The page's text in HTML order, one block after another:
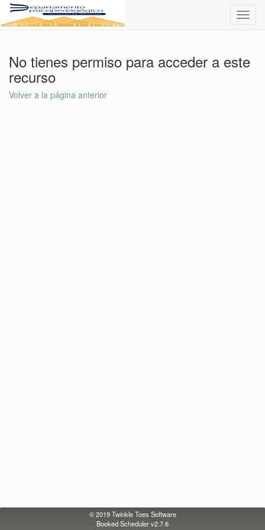
No tienes permiso para acceder a este
recurso
Volver a la página anterior
© 2019Twinkle Toes Software
Booked Scheduler v2.7.6